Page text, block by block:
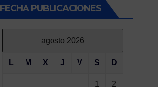
FECHA PUBLICACIONES
agosto 2026
L M X J V S D
1 2